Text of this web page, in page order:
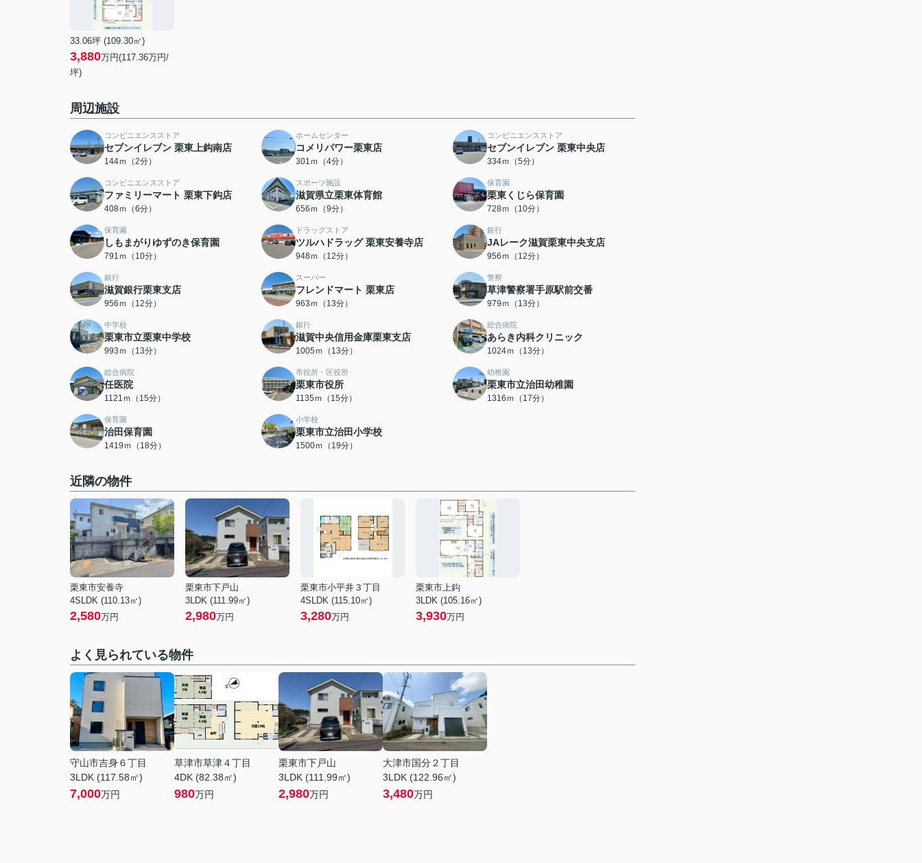
33.06坪 (109.30㎡)
3,880万円(117.36万円/
坪)
周辺施設
コンビニエンスストア
セブンイレブン 栗東上鈎南店
144ｍ（2分）
ホームセンター
コメリパワー栗東店
301ｍ（4分）
コンビニエンスストア
セブンイレブン 栗東中央店
334ｍ（5分）
コンビニエンスストア
ファミリーマート 栗東下鈎店
408ｍ（6分）
スポーツ施設
滋賀県立栗東体育館
656ｍ（9分）
保育園
栗東くじら保育園
728ｍ（10分）
保育園
しもまがりゆずのき保育園
791ｍ（10分）
ドラッグストア
ツルハドラッグ 栗東安養寺店
948ｍ（12分）
銀行
JAレーク滋賀栗東中央支店
956ｍ（12分）
銀行
滋賀銀行栗東支店
956ｍ（12分）
スーパー
フレンドマート 栗東店
963ｍ（13分）
警察
草津警察署手原駅前交番
979ｍ（13分）
中学校
栗東市立栗東中学校
993ｍ（13分）
銀行
滋賀中央信用金庫栗東支店
1005ｍ（13分）
総合病院
あらき内科クリニック
1024ｍ（13分）
総合病院
任医院
1121ｍ（15分）
市役所・区役所
栗東市役所
1135ｍ（15分）
幼稚園
栗東市立治田幼稚園
1316ｍ（17分）
保育園
治田保育園
1419ｍ（18分）
小学校
栗東市立治田小学校
1500ｍ（19分）
近隣の物件
栗東市安養寺
4SLDK (110.13㎡)
2,580万円
栗東市下戸山
3LDK (111.99㎡)
2,980万円
栗東市小平井３丁目
4SLDK (115.10㎡)
3,280万円
栗東市上鈎
3LDK (105.16㎡)
3,930万円
よく見られている物件
守山市吉身６丁目
3LDK (117.58㎡)
7,000万円
草津市草津４丁目
4DK (82.38㎡)
980万円
栗東市下戸山
3LDK (111.99㎡)
2,980万円
大津市国分２丁目
3LDK (122.96㎡)
3,480万円